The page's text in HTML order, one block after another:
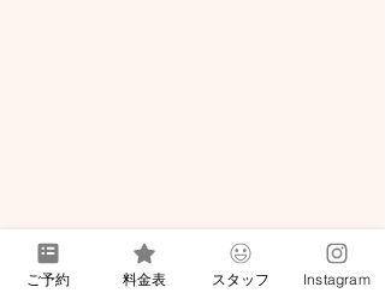
ご予約 料金表 スタッフ Instagram